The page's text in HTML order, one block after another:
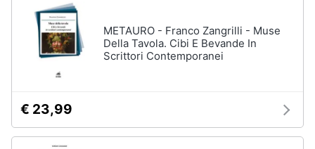
e
igiene
Giocattoli
Prima
disney
METAURO - Franco Zangrilli - Muse
Della Tavola. Cibi E Bevande In
Scrittori Contemporanei
€ 23,99